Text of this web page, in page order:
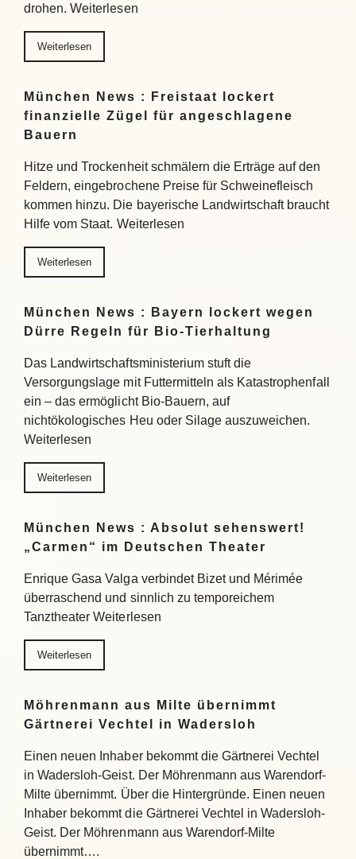
drohen. Weiterlesen
Weiterlesen
München News : Freistaat lockert
finanzielle Zügel für angeschlagene
Bauern
Hitze und Trockenheit schmälern die Erträge auf den
Feldern, eingebrochene Preise für Schweinefleisch
kommen hinzu. Die bayerische Landwirtschaft braucht
Hilfe vom Staat. Weiterlesen
Weiterlesen
München News : Bayern lockert wegen
Dürre Regeln für Bio-Tierhaltung
Das Landwirtschaftsministerium stuft die
Versorgungslage mit Futtermitteln als Katastrophenfall
ein – das ermöglicht Bio-Bauern, auf
nichtökologisches Heu oder Silage auszuweichen.
Weiterlesen
Weiterlesen
München News : Absolut sehenswert!
„Carmen“ im Deutschen Theater
Enrique Gasa Valga verbindet Bizet und Mérimée
überraschend und sinnlich zu temporeichem
Tanztheater Weiterlesen
Weiterlesen
Möhrenmann aus Milte übernimmt
Gärtnerei Vechtel in Wadersloh
Einen neuen Inhaber bekommt die Gärtnerei Vechtel
in Wadersloh-Geist. Der Möhrenmann aus Warendorf-
Milte übernimmt. Über die Hintergründe. Einen neuen
Inhaber bekommt die Gärtnerei Vechtel in Wadersloh-
Geist. Der Möhrenmann aus Warendorf-Milte
übernimmt….